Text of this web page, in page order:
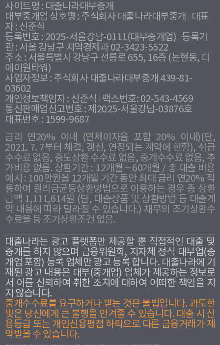
사이트명 : 대출나라대부중개
대부중개업 상호명 : 주식회사 대출나라대부중개
대표
자 : 신준식
등록번호 : 2025-서울강남-0111(대부중개업) 등록기
관 : 서울 강남구 지역경제과 02-3423-5522
주소 : 서울특별시 강남구 선릉로 655, 16층 (논현동, 디
에이원타워)
사업자정보 : 주식회사 대출나라대부중개 439-81-
03602
개인정보책임자 : 신준식
팩스번호: 02-543-4569
통신판매업신고번호 : 제2025-서울강남-03876호
대표번호 : 1599-9687
금리 연20% 이내 (연체이자율 포함 20% 이내)(단,
2021. 7. 7부터 체결, 갱신, 연장되는 계약에 한함), 취급
수수료 없음, 중도상환 수수료 없음, 중개수수료 없음, 추
가비용 없음. 상환기간 : 12개월 ~ 60개월 / 총 대출 비용
예시 : 100만원을 12개월 기간 동안 최대 금리 연20% 적
용하여 원리금균등상환방법으로 이용하는 경우 총 상환
금액 1,111,614원 (단, 대출상품 및 상환방법 등 대출계
약 내용에 따라 달라질 수 있습니다.) 채무의 조기상환수
수료율 등 조기상환조건 없음.
대출나라는 광고 플랫폼만 제공할 뿐 직접적인 대출 및
중개를 하지 않으며 금융위원회, 지자체 정식 대부업(중
개업 포함) 등록 업체만 광고 등록 합니다. 대출나라에 기
재된 광고 내용은 대부(중개업) 업체가 제공하는 정보로
서 이를 신뢰하여 취한 조치에 대하여 어떠한 책임을 지
지 않습니다.
중개수수료를 요구하거나 받는 것은 불법입니다. 과도한
빛은 당신에게 큰 불행을 안겨줄 수 있습니다. 대출 시 신
용등급 또는 개인신용평점 하락으로 다른 금융거래가 제
약받을 수 있습니다.